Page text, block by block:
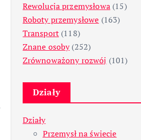
Rewolucja przemysłowa(15)
Roboty przemysłowe (163)
Transport (118)
Znane osoby(252)
Zrównoważony rozwój (101)
Działy
Działy
Przemysł na świecie